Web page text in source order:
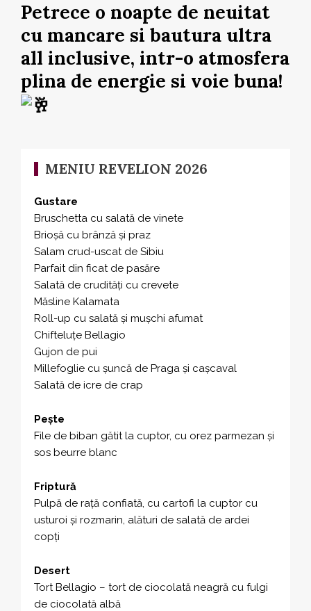
Petrece o noapte de neuitat
cu mancare si bautura ultra
all inclusive, intr-o atmosfera
plina de energie si voie buna!
MENIU REVELION 2026
Gustare
Bruschetta cu salată de vinete
Brioșă cu brânză și praz
Salam crud-uscat de Sibiu
Parfait din ficat de pasăre
Salată de crudități cu crevete
Măsline Kalamata
Roll-up cu salată și mușchi afumat
Chifteluțe Bellagio
Gujon de pui
Millefoglie cu șuncă de Praga și cașcaval
Salată de icre de crap
Pește
File de biban gătit la cuptor, cu orez parmezan și
sos beurre blanc
Friptură
Pulpă de rață confiată, cu cartofi la cuptor cu
usturoi și rozmarin, alături de salată de ardei
copți
Desert
Tort Bellagio – tort de ciocolată neagră cu fulgi
de ciocolată albă